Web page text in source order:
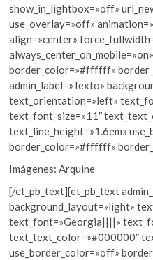
show_in_lightbox=»off»
use_overlay=»off»
align=»center»
border_color=»#ffffff»
admin_label=»Texto»
text_orientation=»left»
text_font_size=»11″
text_line_height=»1.6em»
border_color=»#ffffff»
Imágenes: Arquine
[/et_pb_text][et_pb_text
background_layout=»light»
text_font=»Georgia||||»
text_text_color=»#000000″
use_border_color=»off»